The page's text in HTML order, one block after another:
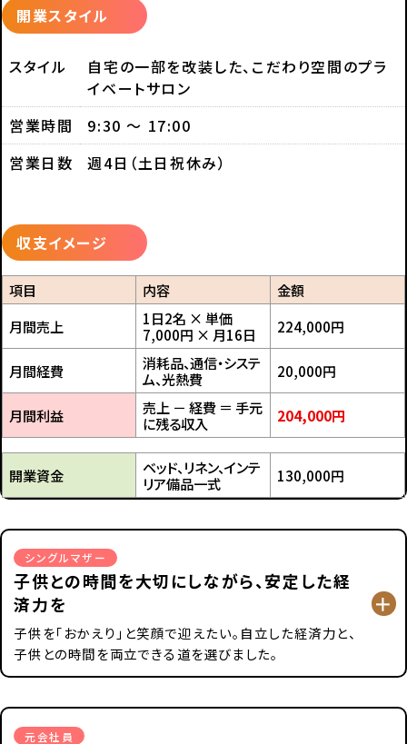
開業スタイル
スタイル
自宅の一部を改装した、こだわり空間のプラ
イベートサロン
営業時間
9:30 ～ 17:00
営業日数
週4日（土日祝休み）
収支イメージ
項目 内容
金額
月間売上
1日2名 × 単価
7,000円 × 月16日
224,000円
月間経費
消耗品、通信・システ
ム、光熱費
20,000円
月間利益
売上 － 経費 ＝ 手元
に残る収入
204,000円
開業資金
ベッド、リネン、インテ
リア備品一式
130,000円
シングルマザー
子供との時間を大切にしながら、安定した経
済力を
子供を「おかえり」と笑顔で迎えたい。自立した経済力と、
子供との時間を両立できる道を選びました。
元会社員